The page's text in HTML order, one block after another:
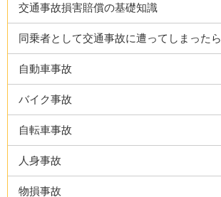
交通事故損害賠償の基礎知識
同乗者として交通事故に遭ってしまったら
自動車事故
バイク事故
自転車事故
人身事故
物損事故